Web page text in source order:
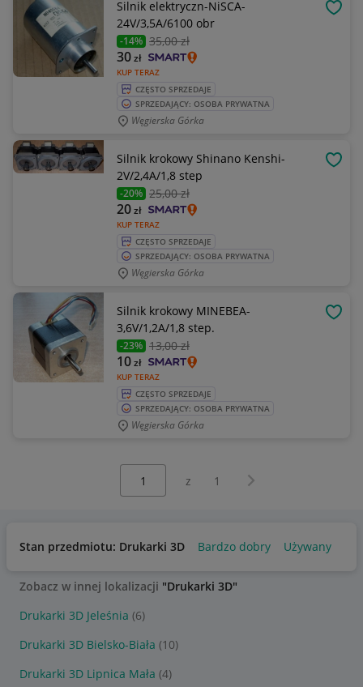
Silnik elektryczn-NiSCA-
24V/3,5A/6100 obr
-14% 35,00 zł
KUP TERAZ
30zł
CZĘSTO SPRZEDAJE
SPRZEDAJĄCY: OSOBA PRYWATNA
Węgierska Górka
Silnik krokowy Shinano Kenshi-
2V/2,4A/1,8 step
-20% 25,00 zł
KUP TERAZ
20zł
CZĘSTO SPRZEDAJE
SPRZEDAJĄCY: OSOBA PRYWATNA
Węgierska Górka
Silnik krokowy MINEBEA-
3,6V/1,2A/1,8 step.
-23% 13,00 zł
KUP TERAZ
10zł
CZĘSTO SPRZEDAJE
SPRZEDAJĄCY: OSOBA PRYWATNA
Węgierska Górka
z 1 Następna strona
Stan przedmiotu: Drukarki 3D Bardzo dobry Używany
Zobacz w innej lokalizacji "Drukarki 3D"
Drukarki 3D Jeleśnia (6)
Drukarki 3D Bielsko-Biała (10)
Drukarki 3D Lipnica Mała (4)